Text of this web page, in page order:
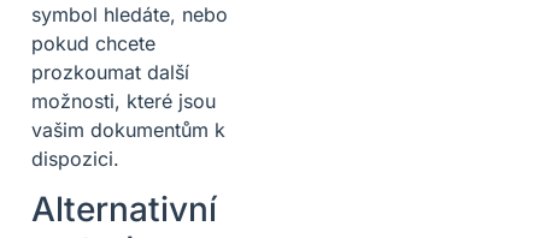
symbol hledáte, nebo
pokud chcete
prozkoumat další
možnosti, které jsou
vašim dokumentům k
dispozici.
Alternativní